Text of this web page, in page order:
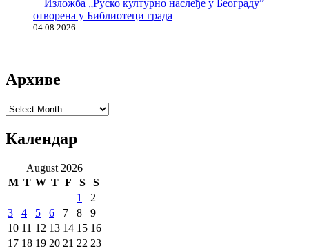
Изложба „Руско културно наслеђе у Београду”
отворена у Библиотеци града
04.08.2026
Архиве
Архиве
Календар
August 2026
M T W T F S
S
1
2
3
4 5 6 7 8
9
10 11 12 13 14 15 16
17 18 19 20 21 22 23